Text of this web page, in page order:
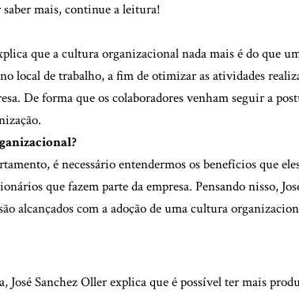
mais, continue a leitura!
que a cultura organizacional nada mais é do que
local de trabalho, a fim de otimizar as atividades
De forma que os colaboradores venham seguir a
é necessário entendermos os benefícios que
que fazem parte da empresa. Pensando nisso,
alcançados com a adoção de uma cultura
José Sanchez Oller explica que é possível ter mais